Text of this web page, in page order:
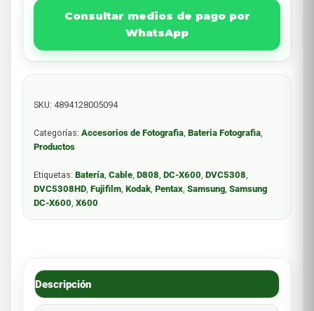
Consultar medios de pago por
WhatsApp
SKU: 4894128005094
Categorías: Accesorios de Fotografia, Bateria Fotografia,
Productos
Etiquetas: Batería, Cable, D808, DC-X600, DVC5308,
DVC5308HD, Fujifilm, Kodak, Pentax, Samsung, Samsung
DC-X600, X600
Descripción